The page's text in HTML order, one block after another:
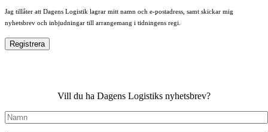
Jag tillåter att Dagens Logistik lagrar mitt namn och e-postadress, samt skickar mig
nyhetsbrev och inbjudningar till arrangemang i tidningens regi.
Vill du ha Dagens Logistiks nyhetsbrev?